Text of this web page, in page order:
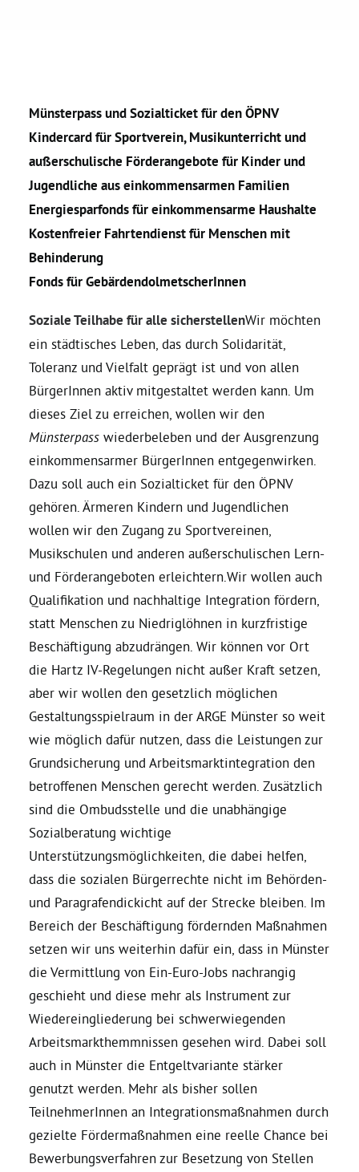
Josefine Paul, MdL
Robin Korte, MdL
Daniel Freund, MdEP
Delegierte
Grüne im Rathaus
Ratsfraktion
Ratsmitglieder 2025 – 2030
Fraktionsgeschäftsstelle
Bezirksvertretungen
Aktiv werden
Termine
Arbeitsgruppen
Mitglied werden
Kommunalpolitik
Engagement-Sprechstunde
Grüne Jugend
Aktuelles
Termine
Münsterpass und Sozialticket für den ÖPNV
Kindercard für Sportverein, Musikunterricht und
außerschulische Förderangebote für Kinder und
Jugendliche aus einkommensarmen Familien
Energiesparfonds für einkommensarme Haushalte
Kostenfreier Fahrtendienst für Menschen mit
Behinderung
Fonds für GebärdendolmetscherInnen
Soziale Teilhabe für alle sicherstellenWir möchten
ein städtisches Leben, das durch Solidarität,
Toleranz und Vielfalt geprägt ist und von allen
BürgerInnen aktiv mitgestaltet werden kann. Um
dieses Ziel zu erreichen, wollen wir den
Münsterpass wiederbeleben und der Ausgrenzung
einkommensarmer BürgerInnen entgegenwirken.
Dazu soll auch ein Sozialticket für den ÖPNV
gehören. Ärmeren Kindern und Jugendlichen
wollen wir den Zugang zu Sportvereinen,
Musikschulen und anderen außerschulischen Lern-
und Förderangeboten erleichtern.Wir wollen auch
Qualifikation und nachhaltige Integration fördern,
statt Menschen zu Niedriglöhnen in kurzfristige
Beschäftigung abzudrängen. Wir können vor Ort
die Hartz IV-Regelungen nicht außer Kraft setzen,
aber wir wollen den gesetzlich möglichen
Gestaltungsspielraum in der ARGE Münster so weit
wie möglich dafür nutzen, dass die Leistungen zur
Grundsicherung und Arbeitsmarktintegration den
betroffenen Menschen gerecht werden. Zusätzlich
sind die Ombudsstelle und die unabhängige
Sozialberatung wichtige
Unterstützungsmöglichkeiten, die dabei helfen,
dass die sozialen Bürgerrechte nicht im Behörden-
und Paragrafendickicht auf der Strecke bleiben. Im
Bereich der Beschäftigung fördernden Maßnahmen
setzen wir uns weiterhin dafür ein, dass in Münster
die Vermittlung von Ein-Euro-Jobs nachrangig
geschieht und diese mehr als Instrument zur
Wiedereingliederung bei schwerwiegenden
Arbeitsmarkthemmnissen gesehen wird. Dabei soll
auch in Münster die Entgeltvariante stärker
genutzt werden. Mehr als bisher sollen
TeilnehmerInnen an Integrationsmaßnahmen durch
gezielte Fördermaßnahmen eine reelle Chance bei
Bewerbungsverfahren zur Besetzung von Stellen